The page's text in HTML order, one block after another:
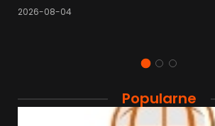
2026-08-04
Popularne